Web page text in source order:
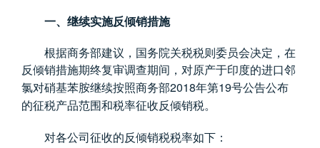
一、继续实施反倾销措施
根据商务部建议，国务院关税税则委员会决定，在
反倾销措施期终复审调查期间，对原产于印度的进口邻
氯对硝基苯胺继续按照商务部2018年第19号公告公布
的征税产品范围和税率征收反倾销税。
对各公司征收的反倾销税税率如下：